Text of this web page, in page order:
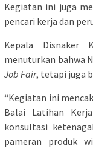
Kegiatan ini juga
pencari kerja dan
Kepala Disnaker
menuturkan bahwa
Job Fair, tetapi juga
“Kegiatan ini
Balai Latihan
konsultasi
pameran produk